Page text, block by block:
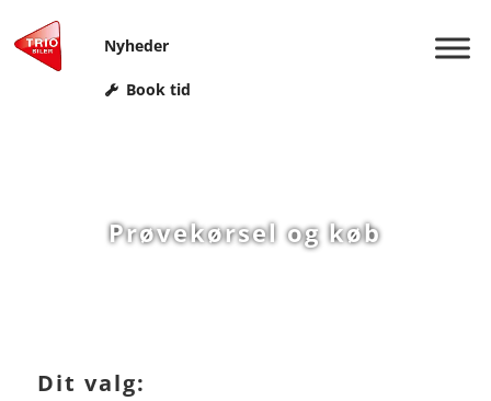
Nyheder
Book tid
Prøvekørsel og køb
Dit valg: